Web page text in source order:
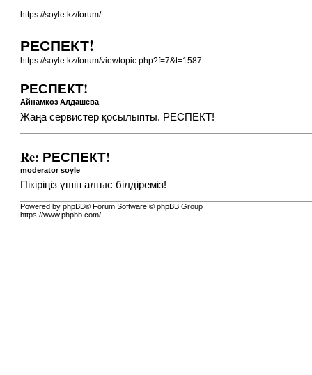
https://soyle.kz/forum/
РЕСПЕКТ!
https://soyle.kz/forum/viewtopic.php?f=7&t=1587
РЕСПЕКТ!
Айнамкөз Алдашева
Жаңа сервистер қосылыпты. РЕСПЕКТ!
Re: РЕСПЕКТ!
moderator soyle
Пікіріңіз үшін алғыс білдіреміз!
Powered by phpBB® Forum Software © phpBB Group
https://www.phpbb.com/